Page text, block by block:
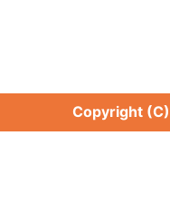
Copyright